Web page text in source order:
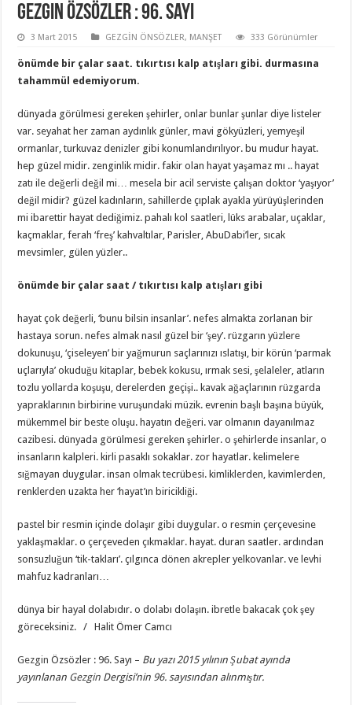
Gezgin Özsözler : 96. Sayı
3 Mart 2015 GEZGİN ÖNSÖZLER, MANŞET 333 Görünümler
önümde bir çalar saat. tıkırtısı kalp atışları gibi. durmasına
tahammül edemiyorum.
dünyada görülmesi gereken şehirler, onlar bunlar şunlar diye listeler
var. seyahat her zaman aydınlık günler, mavi gökyüzleri, yemyeşil
ormanlar, turkuvaz denizler gibi konumlandırılıyor. bu mudur hayat.
hep güzel midir. zenginlik midir. fakir olan hayat yaşamaz mı .. hayat
zatı ile değerli değil mi… mesela bir acil serviste çalışan doktor ‘yaşıyor’
değil midir? güzel kadınların, sahillerde çıplak ayakla yürüyüşlerinden
mi ibarettir hayat dediğimiz. pahalı kol saatleri, lüks arabalar, uçaklar,
kaçmaklar, ferah ‘freş’ kahvaltılar, Parisler, AbuDabi’ler, sıcak
mevsimler, gülen yüzler..
önümde bir çalar saat / tıkırtısı kalp atışları gibi
hayat çok değerli, ‘bunu bilsin insanlar’. nefes almakta zorlanan bir
hastaya sorun. nefes almak nasıl güzel bir ‘şey’. rüzgarın yüzlere
dokunuşu, ‘çiseleyen’ bir yağmurun saçlarınızı ıslatışı, bir körün ‘parmak
uçlarıyla’ okuduğu kitaplar, bebek kokusu, ırmak sesi, şelaleler, atların
tozlu yollarda koşuşu, derelerden geçişi.. kavak ağaçlarının rüzgarda
yapraklarının birbirine vuruşundaki müzik. evrenin başlı başına büyük,
mükemmel bir beste oluşu. hayatın değeri. var olmanın dayanılmaz
cazibesi. dünyada görülmesi gereken şehirler. o şehirlerde insanlar, o
insanların kalpleri. kirli pasaklı sokaklar. zor hayatlar. kelimelere
sığmayan duygular. insan olmak tecrübesi. kimliklerden, kavimlerden,
renklerden uzakta her ‘hayat’ın biricikliği.
pastel bir resmin içinde dolaşır gibi duygular. o resmin çerçevesine
yaklaşmaklar. o çerçeveden çıkmaklar. hayat. duran saatler. ardından
sonsuzluğun ‘tik-takları’. çılgınca dönen akrepler yelkovanlar. ve levhi
mahfuz kadranları…
dünya bir hayal dolabıdır. o dolabı dolaşın. ibretle bakacak çok şey
göreceksiniz. / Halit Ömer Camcı
Gezgin Özsözler : 96. Sayı – Bu yazı 2015 yılının Şubatayında
yayınlanan Gezgin Dergisi’nin 96. sayısından alınmıştır.